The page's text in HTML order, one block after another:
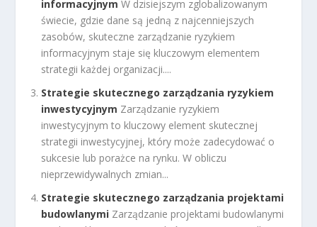
informacyjnym W dzisiejszym zglobalizowanym
świecie, gdzie dane są jedną z najcenniejszych
zasobów, skuteczne zarządzanie ryzykiem
informacyjnym staje się kluczowym elementem
strategii każdej organizacji....
Strategie skutecznego zarządzania ryzykiem
inwestycyjnym Zarządzanie ryzykiem
inwestycyjnym to kluczowy element skutecznej
strategii inwestycyjnej, który może zadecydować o
sukcesie lub porażce na rynku. W obliczu
nieprzewidywalnych zmian...
Strategie skutecznego zarządzania projektami
budowlanymi Zarządzanie projektami budowlanymi